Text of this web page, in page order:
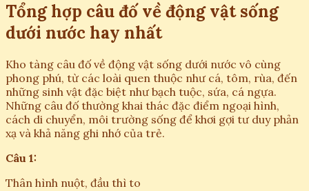
Tổng hợp câu đố về động vật sống
dưới nước hay nhất
Kho tàng câu đố về động vật sống dưới nước vô cùng
phong phú, từ các loài quen thuộc như cá, tôm, rùa, đến
những sinh vật đặc biệt như bạch tuộc, sứa, cá ngựa.
Những câu đố thường khai thác đặc điểm ngoại hình,
cách di chuyển, môi trường sống để khơi gợi tư duy phản
xạ và khả năng ghi nhớ của trẻ.
Câu 1:
Thân hình nuột, đầu thì to